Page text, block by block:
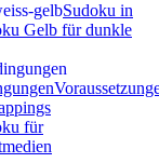
Sudoku in
Gelb für dunkle
für